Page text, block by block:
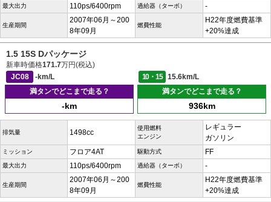
最大出力 110ps/6400rpm 過給器（ターボ） -
生産期間
2007年06月～200
8年09月
燃費性能
H22年度燃費基準
+20%達成
1.5 15S Dパッケージ
新車時価格171.7万円(税込)
JC08
-km/L 10・15
15.6km/L
満タンでどこまで走る？
-km
満タンでどこまで走る？
936km
排気量 1498cc
使用燃料
エンジン
レギュラー
ガソリン
ミッション フロア4AT 駆動方式 FF
最大出力 110ps/6400rpm 過給器（ターボ） -
生産期間
2007年06月～200
8年09月
燃費性能
H22年度燃費基準
+20%達成